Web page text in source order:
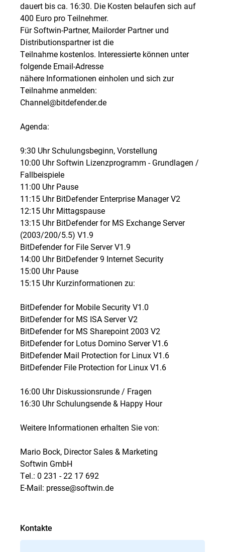
dauert bis ca. 16:30. Die Kosten belaufen sich auf
400 Euro pro Teilnehmer.
Für Softwin-Partner, Mailorder Partner und
Distributionspartner ist die
Teilnahme kostenlos. Interessierte können unter
folgende Email-Adresse
nähere Informationen einholen und sich zur
Teilnahme anmelden:
Channel@bitdefender.de
Agenda:
9:30 Uhr Schulungsbeginn, Vorstellung
10:00 Uhr Softwin Lizenzprogramm - Grundlagen /
Fallbeispiele
11:00 Uhr Pause
11:15 Uhr BitDefender Enterprise Manager V2
12:15 Uhr Mittagspause
13:15 Uhr BitDefender for MS Exchange Server
(2003/200/5.5) V1.9
BitDefender for File Server V1.9
14:00 Uhr BitDefender 9 Internet Security
15:00 Uhr Pause
15:15 Uhr Kurzinformationen zu:
BitDefender for Mobile Security V1.0
BitDefender for MS ISA Server V2
BitDefender for MS Sharepoint 2003 V2
BitDefender for Lotus Domino Server V1.6
BitDefender Mail Protection for Linux V1.6
BitDefender File Protection for Linux V1.6
16:00 Uhr Diskussionsrunde / Fragen
16:30 Uhr Schulungsende & Happy Hour
Weitere Informationen erhalten Sie von:
Mario Bock, Director Sales & Marketing
Softwin GmbH
Tel.: 0 231 - 22 17 692
E-Mail: presse@softwin.de
Kontakte